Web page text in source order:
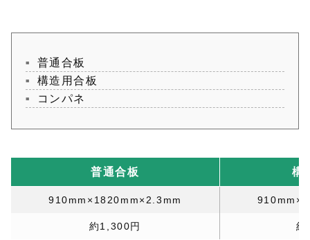
普通合板
構造用合板
コンパネ
普通合板 構
910mm×1820mm×2.3mm
約1,300円 約